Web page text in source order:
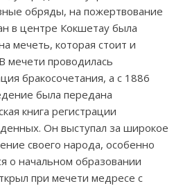
обряды, на пожертвование
в центре Кокшетау была
мечеть, которая стоит и
мечети проводилась
бракосочетания, а с 1886
была передана
книга регистрации
Он выступал за широкое
своего народа, особенно
о начальном образовании
при мечети медресе с